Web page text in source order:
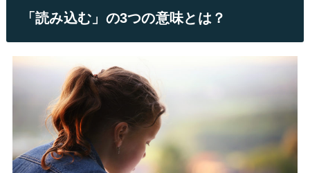
「読み込む」の3つの意味とは？